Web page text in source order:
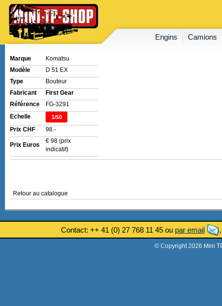
Engins Camions
Marque
Komatsu
Modèle
D 51 EX
Type
Bouteur
Fabricant
First Gear
Référence
FG-3291
Echelle
1/50
Prix CHF 98.-
Prix Euros
€ 98 (prix
indicatif)
Retour au catalogue
Contact: ++ 41 (0) 27 768 11 45 ou par email
© Copyright 2026 Mini